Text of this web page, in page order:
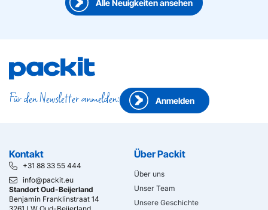
Alle Neuigkeiten ansehen
Für den Newsletter anmelden: Anmelden
Kontakt
+31 88 33 55 444
info@packit.eu
Standort Oud-Beijerland
Benjamin Franklinstraat 14
Über Packit
Über uns
Unser Team
Unsere Geschichte